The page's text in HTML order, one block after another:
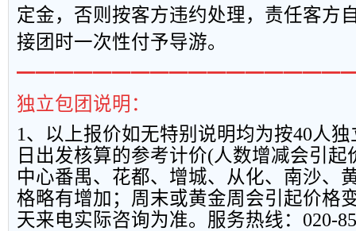
定金，否则按客方违约处理，责任客方
接团时一次性付予导游。
独立包团说明：
1、以上报价如无特别说明均为按40人
日出发核算的参考计价(人数增减会引起
中心番禺、花都、增城、从化、南沙、
格略有增加；周末或黄金周会引起价格
天来电实际咨询为准。服务热线： 020-